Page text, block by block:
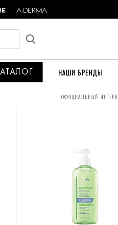
НАШИ БРЕНДЫ
ОФИЦИАЛЬНЫЙ